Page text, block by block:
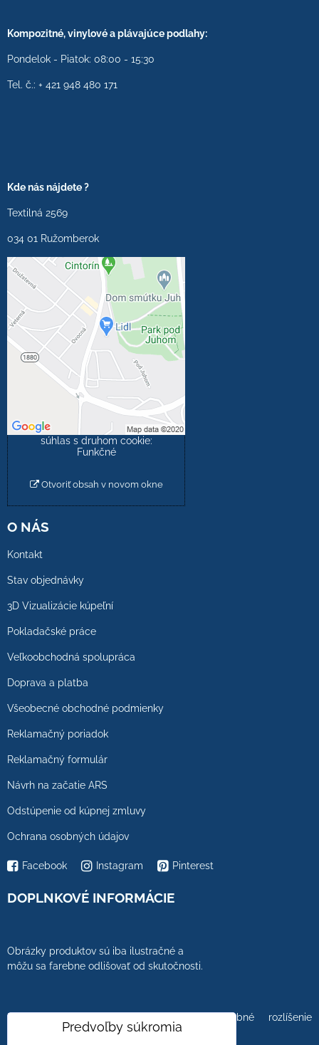
Kompozitné, vinylové a plávajúce podlahy:
Pondelok - Piatok: 08:00 - 15:30
Tel. č.: + 421 948 480 171
Kde nás nájdete ?
Textilná 2569
034 01 Ružomberok
Externý obsah je
blokovaný Voľbami
súkromia
Prajete si načítať externý
obsah?
Povoliť tentokrát
Povoliť a zapamätať -
súhlas s druhom cookie:
Funkčné
Otvoriť obsah v novom okne
O NÁS
Kontakt
Stav objednávky
3D Vizualizácie kúpeľní
Pokladačské práce
Veľkoobchodná spolupráca
Doprava a platba
Všeobecné obchodné podmienky
Reklamačný poriadok
Reklamačný formulár
Návrh na začatie ARS
Odstúpenie od kúpnej zmluvy
Ochrana osobných údajov
Facebook Instagram Pinterest
DOPLNKOVÉ INFORMÁCIE
Obrázky produktov sú iba ilustračné a
môžu sa farebne odlišovať od skutočnosti.
Farebnosť obrázkov tiež ovplyvňuje farebné rozlíšenie
zobrazovacej jednotky.Predvoľby súkromia